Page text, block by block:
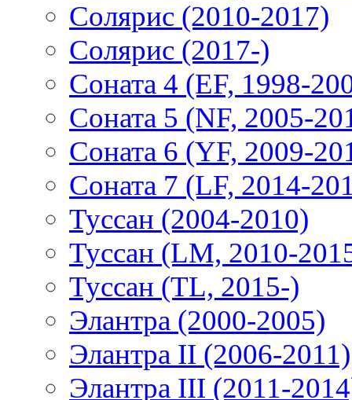
Солярис (2010-2017)
Солярис (2017-)
Соната 4 (EF, 1998-
Соната 5 (NF, 2005-
Соната 6 (YF, 2009-
Соната 7 (LF, 2014-
Туссан (2004-2010)
Туссан (LM, 2010-
Туссан (TL, 2015-)
Элантра (2000-2005)
Элантра II (2006-2011)
Элантра III (2011-